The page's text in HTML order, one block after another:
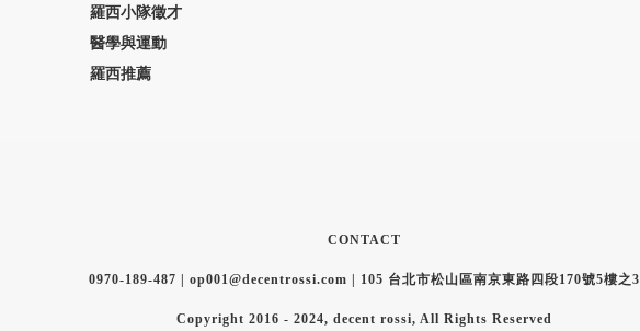
羅西小隊徵才
醫學與運動
羅西推薦
CONTACT
0970-189-487 | op001@decentrossi.com | 105 台北市松山區南京東路四段170號5樓之3
Copyright 2016 - 2024, decent rossi, All Rights Reserved